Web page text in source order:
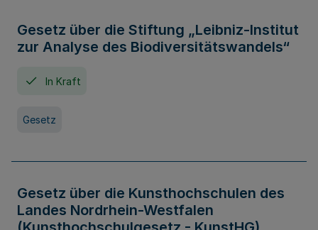
Gesetz über die Stiftung „Leibniz-Institut
zur Analyse des Biodiversitätswandels“
In Kraft
Gesetz
Gesetz über die Kunsthochschulen des
Landes Nordrhein-Westfalen